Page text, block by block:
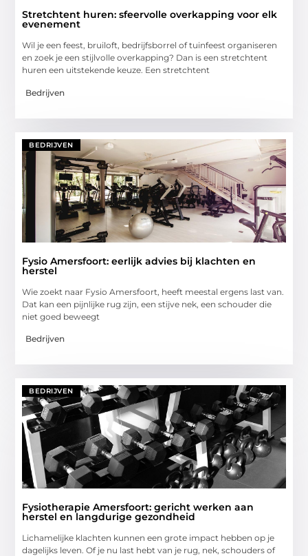
Stretchtent huren: sfeervolle overkapping voor elk
evenement
Wil je een feest, bruiloft, bedrijfsborrel of tuinfeest organiseren
en zoek je een stijlvolle overkapping? Dan is een stretchtent
huren een uitstekende keuze. Een stretchtent
Bedrijven
BEDRIJVEN
Fysio Amersfoort: eerlijk advies bij klachten en
herstel
Wie zoekt naar Fysio Amersfoort, heeft meestal ergens last van.
Dat kan een pijnlijke rug zijn, een stijve nek, een schouder die
niet goed beweegt
Bedrijven
BEDRIJVEN
Fysiotherapie Amersfoort: gericht werken aan
herstel en langdurige gezondheid
Lichamelijke klachten kunnen een grote impact hebben op je
dagelijks leven. Of je nu last hebt van je rug, nek, schouders of